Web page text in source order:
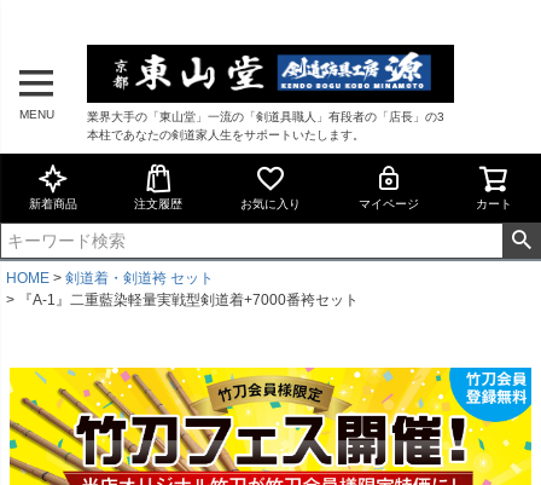
MENU
業界大手の「東山堂」一流の「剣道具職人」有段者の「店長」の3
本柱であなたの剣道家人生をサポートいたします。
新着商品 注文履歴 お気に入り マイページ カート
HOME
剣道着・剣道袴 セット
『A-1』二重藍染軽量実戦型剣道着+7000番袴セット